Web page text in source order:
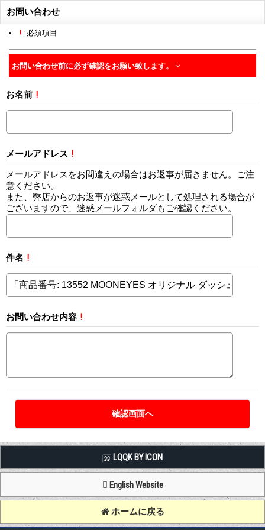
お問い合わせ
! : 必須項目
お問い合わせ前に必ず確認をお願い致します。
お名前 !
メールアドレス !
メールアドレスをお間違えの場合はお返事が届きません。ご注
意ください。
また、弊店からのお返事が迷惑メールとして処理される場合が
ございますので、迷惑メールフォルダもご確認ください。
件名 !
お問い合わせ内容 !
LQQK BY ICON
English Website
ホームに戻る